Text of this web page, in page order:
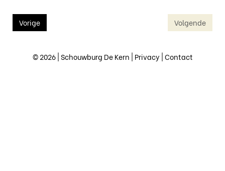
Vorige Volgende
© 2026 | Schouwburg De Kern | Privacy Contact